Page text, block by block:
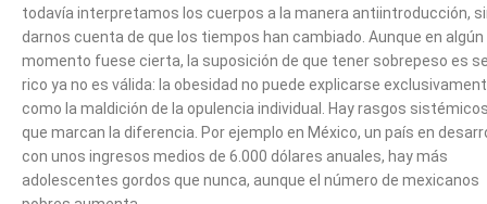
todavía interpretamos los cuerpos a la manera antiintroducción,
darnos cuenta de que los tiempos han cambiado. Aunque en algún
momento fuese cierta, la suposición de que tener sobrepeso es
rico ya no es válida: la obesidad no puede explicarse
como la maldición de la opulencia individual. Hay rasgos
que marcan la diferencia. Por ejemplo en México, un país en
con unos ingresos medios de 6.000 dólares anuales, hay más
adolescentes gordos que nunca, aunque el número de mexicanos